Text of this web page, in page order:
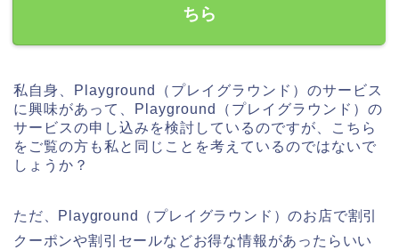
ちら
私自身、Playground（プレイグラウンド）のサービス
に興味があって、Playground（プレイグラウンド）の
サービスの申し込みを検討しているのですが、こちら
をご覧の方も私と同じことを考えているのではないで
しょうか？
ただ、Playground（プレイグラウンド）のお店で割引
クーポンや割引セールなどお得な情報があったらいい